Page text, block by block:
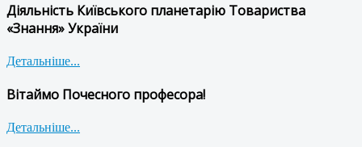
Діяльність Київського планетарію Товариства
«Знання» України
Детальніше...
Вітаймо Почесного професора!
Детальніше...